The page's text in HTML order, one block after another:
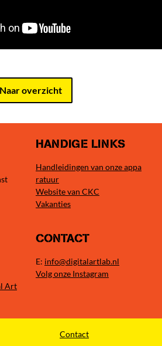
Naar overzicht
HANDIGE LINKS
Handleidingen van onze appa
ratuur
Website van CKC
Vakanties
Art
CONTACT
E: info@digitalartlab.nl
Volg onze Instagram
Contact